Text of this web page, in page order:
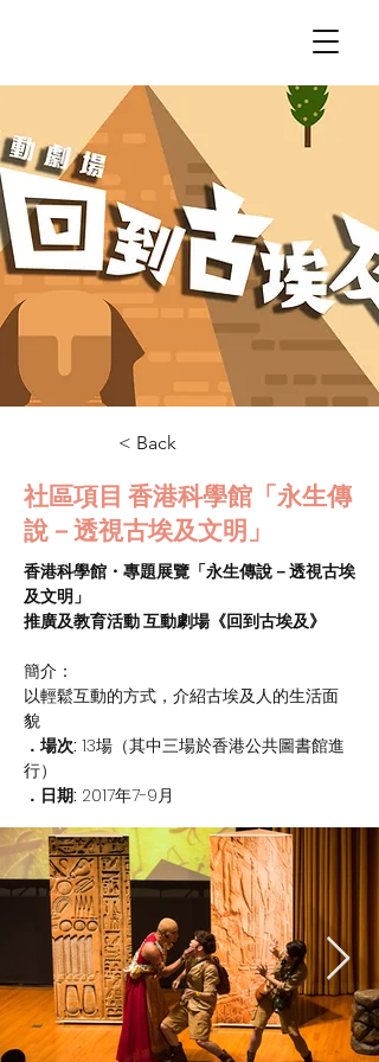
< Back
社區項目 香港科學館「永生傳
說－透視古埃及文明」
香港科學館・專題展覽「永生傳說－透視古埃
及文明」
推廣及教育活動 互動劇場《回到古埃及》
簡介：
以輕鬆互動的方式，介紹古埃及人的生活面
貌
．場次: 13場（其中三場於香港公共圖書館進
行）
．日期: 2017年7-9月